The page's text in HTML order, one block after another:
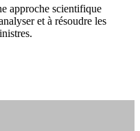
approche scientifique
et à résoudre les